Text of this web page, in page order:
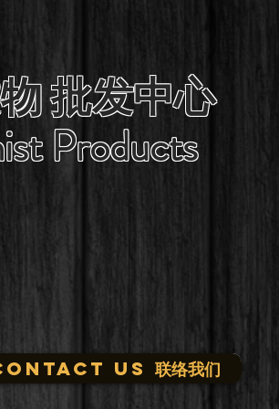
US 联络我们
批发中心
Products